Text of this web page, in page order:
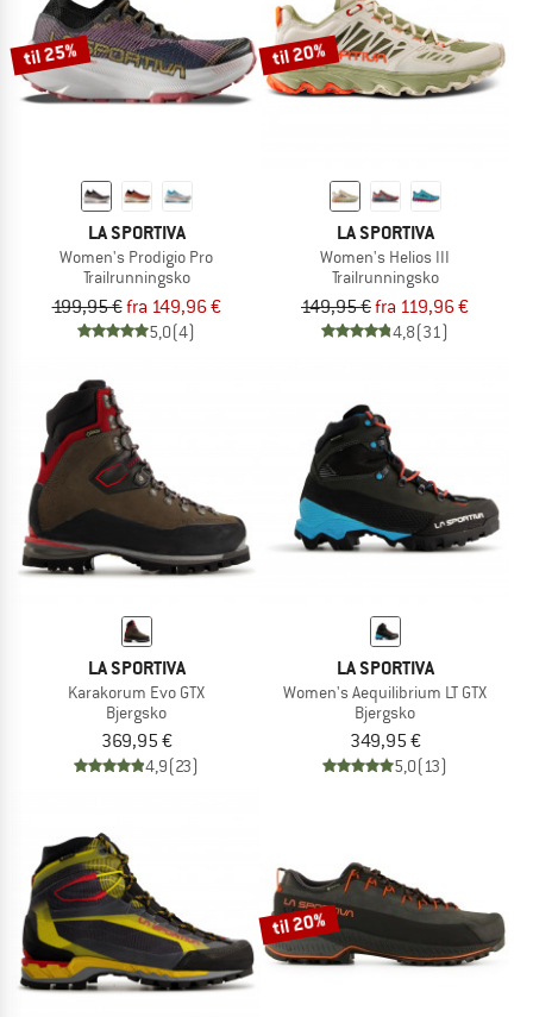
til 25%
LA SPORTIVA
Women's Prodigio Pro
Trailrunningsko
199,95 €fra 149,96 €
5,0(4)
til 20%
LA SPORTIVA
Women's Helios III
Trailrunningsko
149,95 €fra 119,96 €
4,8(31)
LA SPORTIVA
Karakorum Evo GTX
Bjergsko
369,95 €
4,9(23)
LA SPORTIVA
Women's Aequilibrium LT GTX
Bjergsko
349,95 €
5,0(13)
til 20%